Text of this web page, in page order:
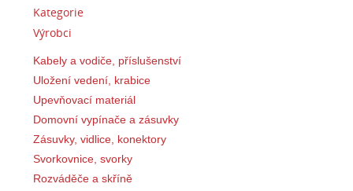
Kategorie
Výrobci
Kabely a vodiče, příslušenství
Uložení vedení, krabice
Upevňovací materiál
Domovní vypínače a zásuvky
Zásuvky, vidlice, konektory
Svorkovnice, svorky
Rozváděče a skříně